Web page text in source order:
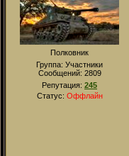
Полковник
Группа: Участники
Сообщений: 2809
Репутация: 245
Статус: Оффлайн